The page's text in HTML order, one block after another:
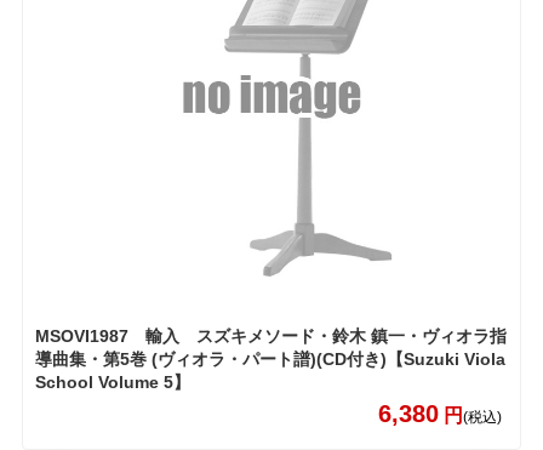
MSOVI1987 輸入 スズキメソード・鈴木 鎮一・ヴィオラ指
導曲集・第5巻 (ヴィオラ・パート譜)(CD付き)【Suzuki Viola
School Volume 5】
6,380 円(税込)